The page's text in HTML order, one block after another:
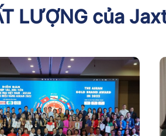
LƯỢNG của